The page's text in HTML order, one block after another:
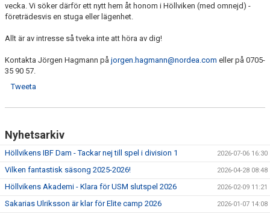
vecka. Vi söker därför ett nytt hem åt honom i Höllviken (med omnejd) -
företrädesvis en stuga eller lägenhet.
Allt är av intresse så tveka inte att höra av dig!
Kontakta Jörgen Hagmann på jorgen.hagmann@nordea.com eller på 0705-
35 90 57.
Tweeta
Nyhetsarkiv
Höllvikens IBF Dam - Tackar nej till spel i division 1 2026-07-06 16:30
Vilken fantastisk säsong 2025-2026! 2026-04-28 08:48
Höllvikens Akademi - Klara för USM slutspel 2026 2026-02-09 11:21
Sakarias Ulriksson är klar för Elite camp 2026 2026-01-07 14:08